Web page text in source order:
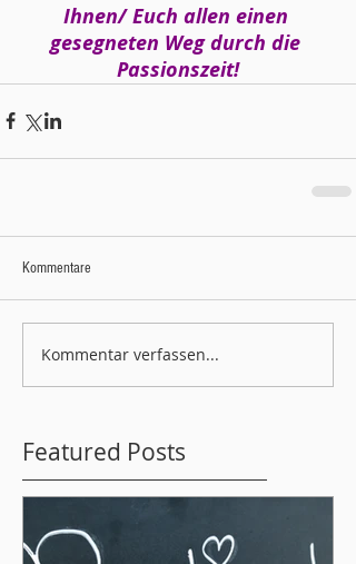
Ihnen/ Euch allen einen
gesegneten Weg durch die
Passionszeit!
Kommentare
Kommentar verfassen...
Featured Posts